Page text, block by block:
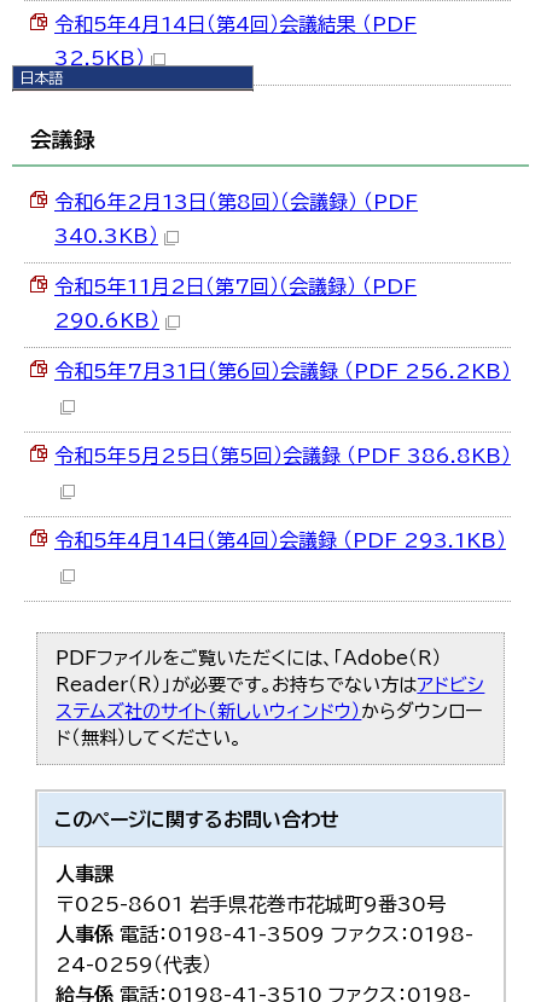
日本語
한국어
简体中文
繁體中文
令和5年4月14日（第4回）会議結果 （PDF
32.5KB）
会議録
令和6年2月13日（第8回）（会議録） （PDF
340.3KB）
令和5年11月2日（第7回）（会議録） （PDF
290.6KB）
令和5年7月31日（第6回）会議録 （PDF 256.2KB）
令和5年5月25日（第5回）会議録 （PDF 386.8KB）
令和5年4月14日（第4回）会議録 （PDF 293.1KB）
PDFファイルをご覧いただくには、「Adobe（R）
Reader（R）」が必要です。お持ちでない方はアドビシ
ステムズ社のサイト（新しいウィンドウ） からダウンロー
ド（無料）してください。
このページに関するお問い合わせ
人事課
〒025-8601 岩手県花巻市花城町9番30号
人事係 電話：0198-41-3509 ファクス：0198-
24-0259（代表）
給与係 電話：0198-41-3510 ファクス：0198-